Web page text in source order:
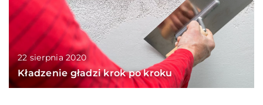
22 sierpnia 2020
Kładzenie gładzi krok po kroku